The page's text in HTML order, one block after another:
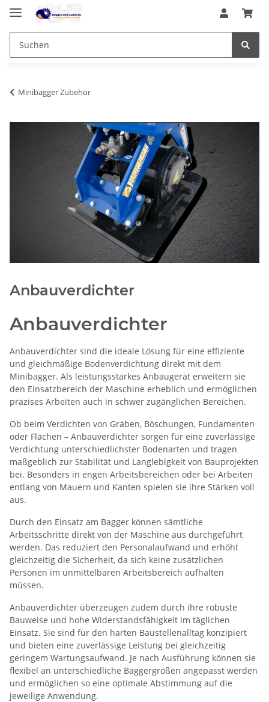
Minibagger Zubehör
Anbauverdichter
Anbauverdichter
Anbauverdichter sind die ideale Lösung für eine effiziente
und gleichmäßige Bodenverdichtung direkt mit dem
Minibagger. Als leistungsstarkes Anbaugerät erweitern sie
den Einsatzbereich der Maschine erheblich und ermöglichen
präzises Arbeiten auch in schwer zugänglichen Bereichen.
Ob beim Verdichten von Gräben, Böschungen, Fundamenten
oder Flächen – Anbauverdichter sorgen für eine zuverlässige
Verdichtung unterschiedlichster Bodenarten und tragen
maßgeblich zur Stabilität und Langlebigkeit von Bauprojekten
bei. Besonders in engen Arbeitsbereichen oder bei Arbeiten
entlang von Mauern und Kanten spielen sie ihre Stärken voll
aus.
Durch den Einsatz am Bagger können sämtliche
Arbeitsschritte direkt von der Maschine aus durchgeführt
werden. Das reduziert den Personalaufwand und erhöht
gleichzeitig die Sicherheit, da sich keine zusätzlichen
Personen im unmittelbaren Arbeitsbereich aufhalten
müssen.
Anbauverdichter überzeugen zudem durch ihre robuste
Bauweise und hohe Widerstandsfähigkeit im täglichen
Einsatz. Sie sind für den harten Baustellenalltag konzipiert
und bieten eine zuverlässige Leistung bei gleichzeitig
geringem Wartungsaufwand. Je nach Ausführung können sie
flexibel an unterschiedliche Baggergrößen angepasst werden
und ermöglichen so eine optimale Abstimmung auf die
jeweilige Anwendung.